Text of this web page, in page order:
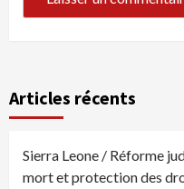
Articles récents
Sierra Leone / Réforme
mort et protection des